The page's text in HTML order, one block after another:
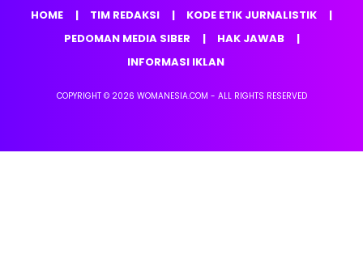
HOME TIM REDAKSI
KODE ETIK JURNALISTIK
PEDOMAN MEDIA SIBER
HAK JAWAB
INFORMASI IKLAN
COPYRIGHT © 2026 WOMANESIA.COM - ALL RIGHTS RESERVED